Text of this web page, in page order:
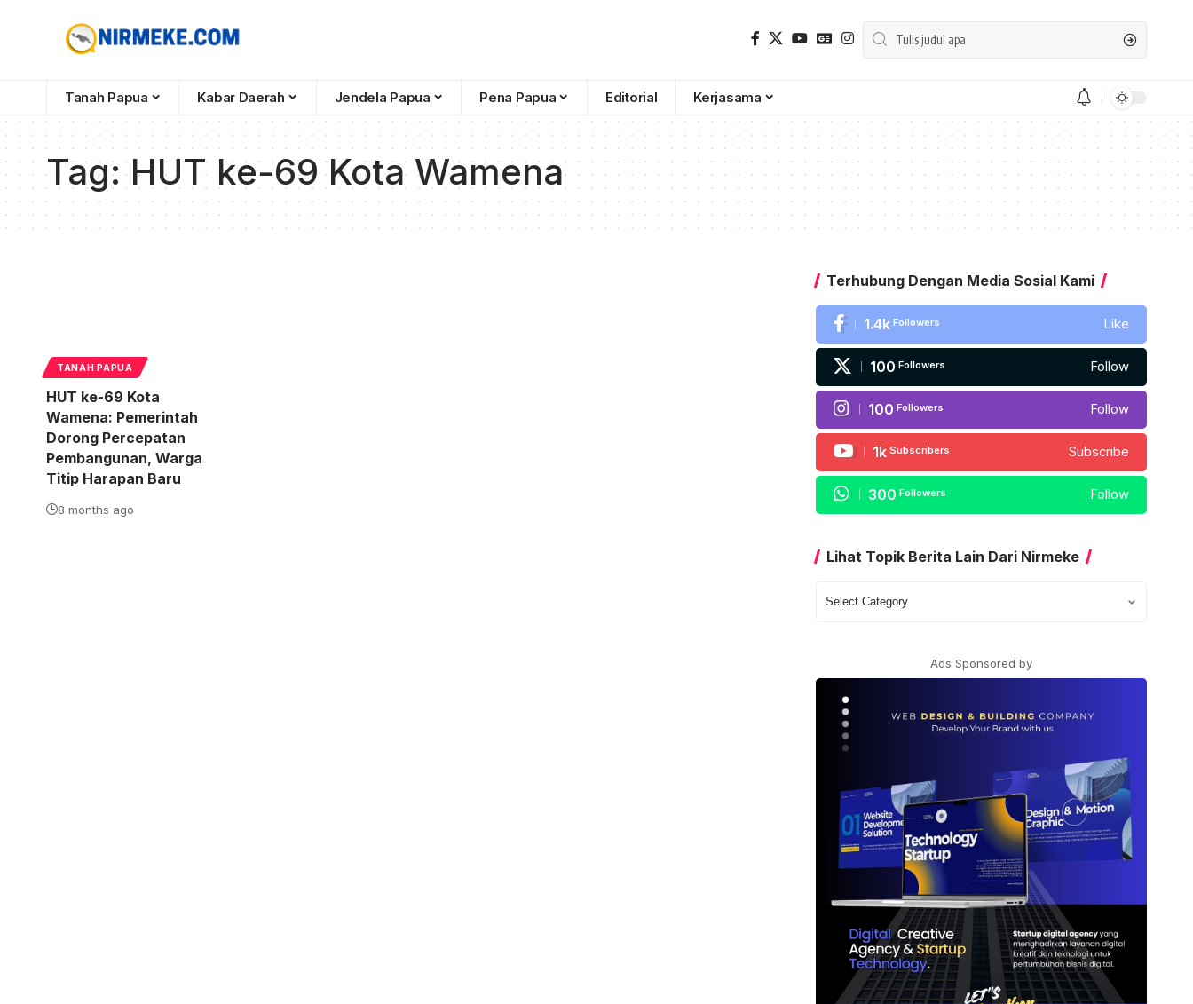
Tanah Papua Kabar Daerah Jendela Papua Pena Papua Editorial Kerjasama
Tag:HUT ke-69 Kota Wamena
TANAH PAPUA
HUT ke-69 Kota
Wamena: Pemerintah
Dorong Percepatan
Pembangunan, Warga
Titip Harapan Baru
8 months ago
Terhubung Dengan Media Sosial Kami
1.4k Followers Like
100 Followers Follow
100 Followers Follow
1k Subscribers Subscribe
300 Followers Follow
Lihat Topik Berita Lain Dari Nirmeke
Dari
Nirmeke
Ads Sponsored by